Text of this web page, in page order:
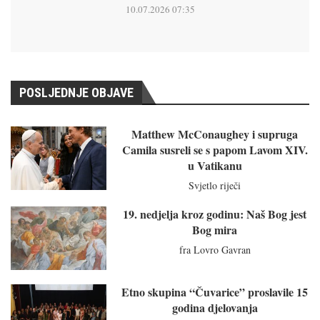
10.07.2026 07:35
POSLJEDNJE OBJAVE
Matthew McConaughey i supruga
Camila susreli se s papom Lavom XIV.
u Vatikanu
Svjetlo riječi
19. nedjelja kroz godinu: Naš Bog jest
Bog mira
fra Lovro Gavran
Etno skupina “Čuvarice” proslavile 15
godina djelovanja